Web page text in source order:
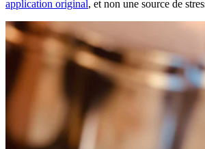
application original, et non une source de